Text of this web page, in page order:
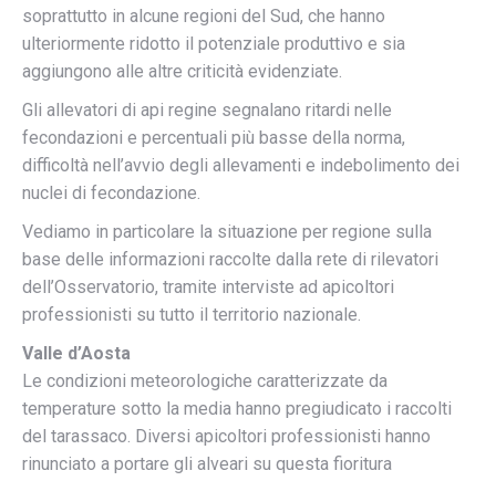
soprattutto in alcune regioni del Sud, che hanno
ulteriormente ridotto il potenziale produttivo e sia
aggiungono alle altre criticità evidenziate.
Gli allevatori di api regine segnalano ritardi nelle
fecondazioni e percentuali più basse della norma,
difficoltà nell’avvio degli allevamenti e indebolimento dei
nuclei di fecondazione.
Vediamo in particolare la situazione per regione sulla
base delle informazioni raccolte dalla rete di rilevatori
dell’Osservatorio, tramite interviste ad apicoltori
professionisti su tutto il territorio nazionale.
Valle d’Aosta
Le condizioni meteorologiche caratterizzate da
temperature sotto la media hanno pregiudicato i raccolti
del tarassaco. Diversi apicoltori professionisti hanno
rinunciato a portare gli alveari su questa fioritura